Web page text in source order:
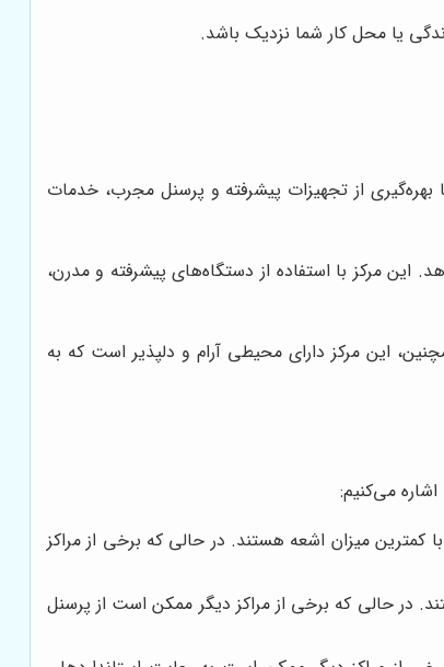
یا محل کار شما نزدیک باشد.
بهره‌گیری از تجهیزات پیشرفته و پرسنل مجرب، خدمات
مرکز با استفاده از دستگاه‌های پیشرفته و مدرن،
این مرکز دارای محیطی آرام و دلپذیر است که به
می‌کنیم:
کمترین میزان اشعه هستند. در حالی که برخی از مراکز
در حالی که برخی از مراکز دیگر ممکن است از پرسنل